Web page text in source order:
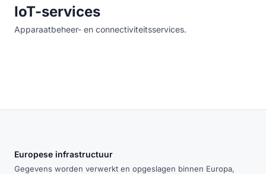
IoT-services
Apparaatbeheer- en connectiviteitsservices.
Europese infrastructuur
Gegevens worden verwerkt en opgeslagen binnen Europa,